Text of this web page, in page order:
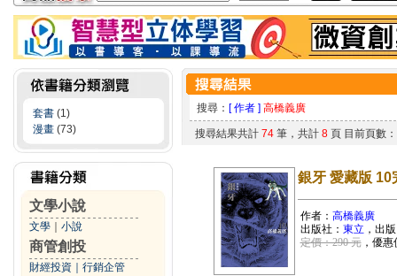
套書 (1)
漫畫 (73)
文學小說
文學 小說
商管創投
財經投資 行銷企管
搜尋： [ 作者 ] 高橋義廣
搜尋結果共計 74筆，共計 8頁 目前頁數
銀牙 愛藏版 10
作者： 高橋義廣
出版社： 東立 ，出
定價：290 元，優惠